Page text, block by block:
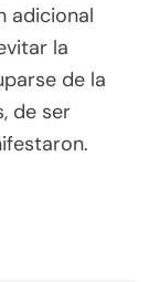
adicional
la
de la
de ser